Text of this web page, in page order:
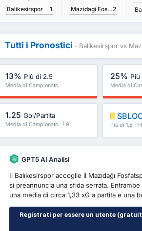
Balikesirspor
1
Mazidagi Fosfat Spor Kulubu2
Tutti i Pronostici - Balikesirspor vs
13% Più di 2.5
Media di Campionato :
30%
25% Più
Media di
1.25 Gol/Partita
Media di Campionato : 1.9
Più di 1.5,
GPT5 AI Analisi
Il Balıkesirspor accoglie il Mazıdağı
si preannuncia una sfida serrata.
una media di circa 1,33 xG a partita e una
Registrati per essere un utente